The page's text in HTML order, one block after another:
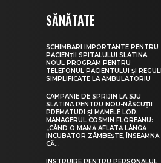
SĂNĂTATE
SCHIMBĂRI IMPORTANTE PENTRU
PACIENȚII SPITALULUI SLATINA.
NOUL PROGRAM PENTRU
TELEFONUL PACIENTULUI ȘI REGULI
SIMPLIFICATE LA AMBULATORIU
CAMPANIE DE SPRIJIN LA SJU
SLATINA PENTRU NOU-NĂSCUȚII
PREMATURI ȘI MAMELE LOR.
MANAGERUL COSMIN FLOREANU:
„CÂND O MAMĂ AFLATĂ LÂNGĂ
INCUBATOR ZÂMBEȘTE, ÎNSEAMNĂ
CĂ...